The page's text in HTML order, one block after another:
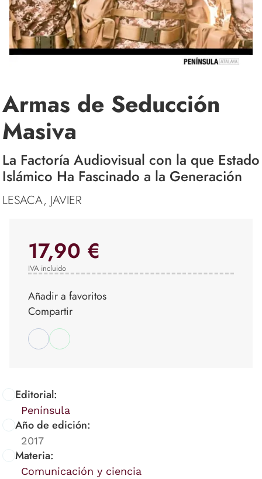
Armas de Seducción
Masiva
La Factoría Audiovisual con la que Estado
Islámico Ha Fascinado a la Generación
LESACA, JAVIER
Editorial:
Península
Año de edición:
2017
Materia:
Comunicación y ciencia
17,90 €
IVA incluido
Añadir a favoritos
Compartir